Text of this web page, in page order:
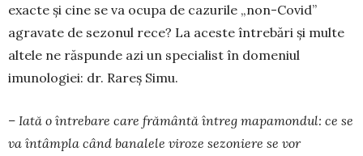
exacte și cine se va ocupa de cazurile „non-Covid”
agravate de sezonul rece? La aceste întrebări și multe
altele ne răspunde azi un specialist în domeniul
imunologiei: dr. Rareș Simu.
– Iată o întrebare care frământă întreg mapa­mondul: ce se
va întâmpla când banalele viroze se­zoniere se vor